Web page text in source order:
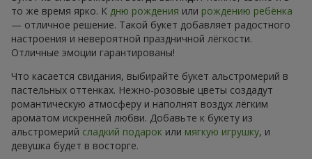
то же время ярко. К дню рождения или рождению ребёнка
— отличное решение. Такой букет добавляет радостного
настроения и невероятной праздничной лёгкости.
Отличные эмоции гарантированы!
Что касается свидания, выбирайте букет альстромерий в
пастельных оттенках. Нежно-розовые цветы создадут
романтическую атмосферу и наполнят воздух лёгким
ароматом искренней любви. Добавьте к букету из
альстромерий сладкий подарок или мягкую игрушку, и
девушка будет в восторге.